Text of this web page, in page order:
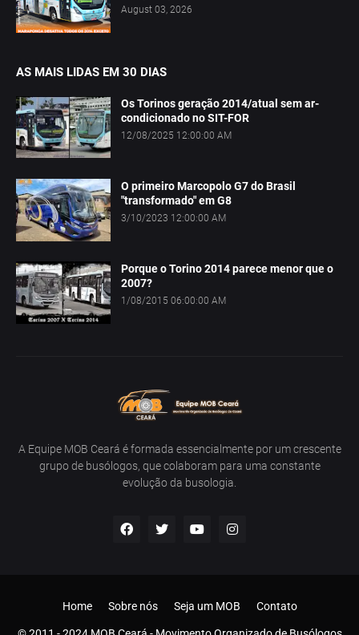
August 03, 2026
AS MAIS LIDAS EM 30 DIAS
Os Torinos geração 2014/atual sem ar-
condicionado no SIT-FOR
12/08/2025 12:00:00 AM
O primeiro Marcopolo G7 do Brasil
"transformado" em G8
3/10/2023 12:00:00 AM
Porque o Torino 2014 parece menor que o
2007?
1/08/2015 06:00:00 AM
A Equipe MOB Ceará é formada essencialmente por um crescente
grupo de busólogos, que colaboram para uma constante
evolução da busologia.
Home Sobre nós Seja um MOB Contato